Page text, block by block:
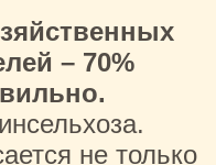
– 70%
не только